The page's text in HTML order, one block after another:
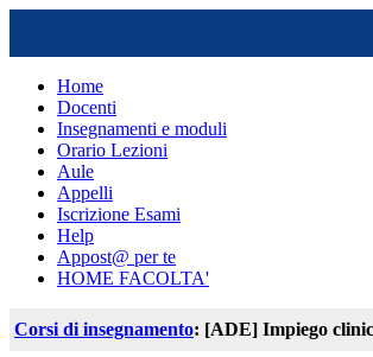
Home
Docenti
Insegnamenti e moduli
Orario Lezioni
Aule
Appelli
Iscrizione Esami
Help
Appost@ per te
HOME FACOLTA'
Corsi di insegnamento: [ADE] Impiego